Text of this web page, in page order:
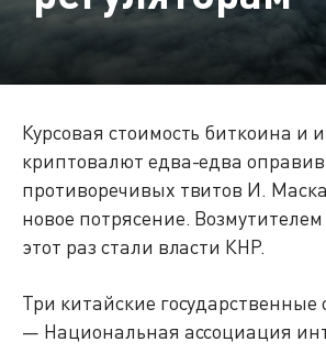
Курсовая стоимость биткоина и
криптовалют едва-едва
противоречивых твитов И.
новое потрясение.
этот раз стали власти КНР.
Три китайские государственные
— Национальная ассоциация